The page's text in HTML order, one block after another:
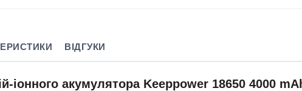
ВІДГУКИ
іонного акумулятора Keeppower 18650 4000